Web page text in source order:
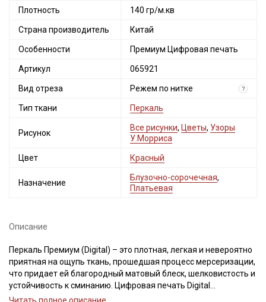
Плотность 140 гр/м.кв
Страна производитель Китай
Особенности Премиум Цифровая печать
Артикул 065921
Вид отреза Режем по нитке ?
Тип ткани Перкаль
Рисунок
Все рисунки, Цветы, Узоры
У.Морриса
Цвет Красный
Назначение
Блузочно-сорочечная,
Платьевая
Описание
Перкаль Премиум (Digital) – это плотная, легкая и невероятно
приятная на ощупь ткань, прошедшая процесс мерсеризации,
что придает ей благородный матовый блеск, шелковистость и
устойчивость к сминанию. Цифровая печать Digital
обеспечивает фотореалистичную детализацию, устойчивую к